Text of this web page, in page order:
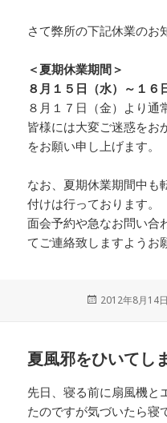
さて弊所の下記休業のお
＜夏期休業期間＞
８月１５日（水）～１６
８月１７日（金）より通
皆様には大変ご迷惑をお
をお願い申し上げます。
なお、夏期休業期間中も
付けは行っております。
面会予約や急なお問い合
てご連絡致しますようお
投
2012年8月14日
夏風邪をひいてし
先日、寝る前に扇風機と
たのですが気づいたら寝